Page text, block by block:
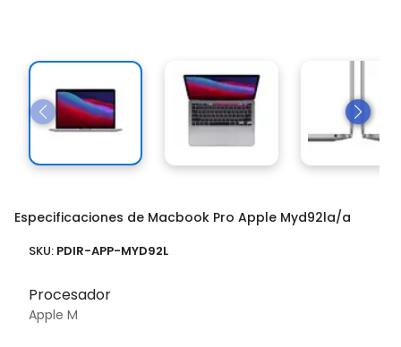
Especificaciones de Macbook Pro Apple Myd92la/a
SKU: PDIR-APP-MYD92L
Procesador
Apple M